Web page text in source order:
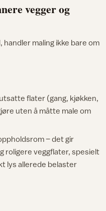
vegger og
handler maling ikke bare om
flater (gang, kjøkken,
uten å måtte male om
– det gir
roligere veggflater, spesielt
lys allerede belaster